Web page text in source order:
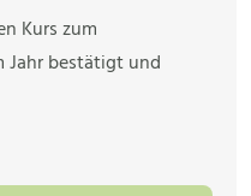
Kurs zum
Jahr bestätigt und